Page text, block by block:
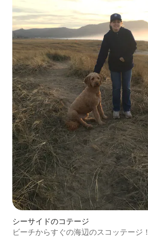
シーサイドのコテージ
ビーチからすぐの海辺のスコッテージ！